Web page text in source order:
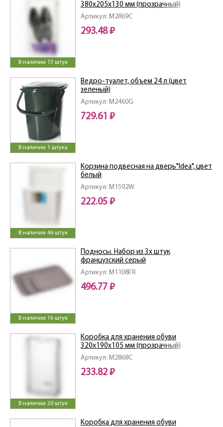
В наличии 13 штук
Артикул: M2869C
380х205х130 мм (прозрачный)
293.48 ₽
В наличии 1 штука
Артикул: M2460G
Ведро-туалет, объем 24 л (цвет
зеленый)
729.61 ₽
В наличии 46 штук
Артикул: M1592W
Корзина подвесная на дверь"Idea", цвет
белый
222.05 ₽
В наличии 16 штук
Артикул: M1108FR
Подносы. Набор из 3х штук
французcкий серый
496.77 ₽
В наличии 20 штук
Артикул: M2868C
Коробка для хранения обуви
320х190х105 мм (прозрачный)
233.82 ₽
Коробка для хранения обуви